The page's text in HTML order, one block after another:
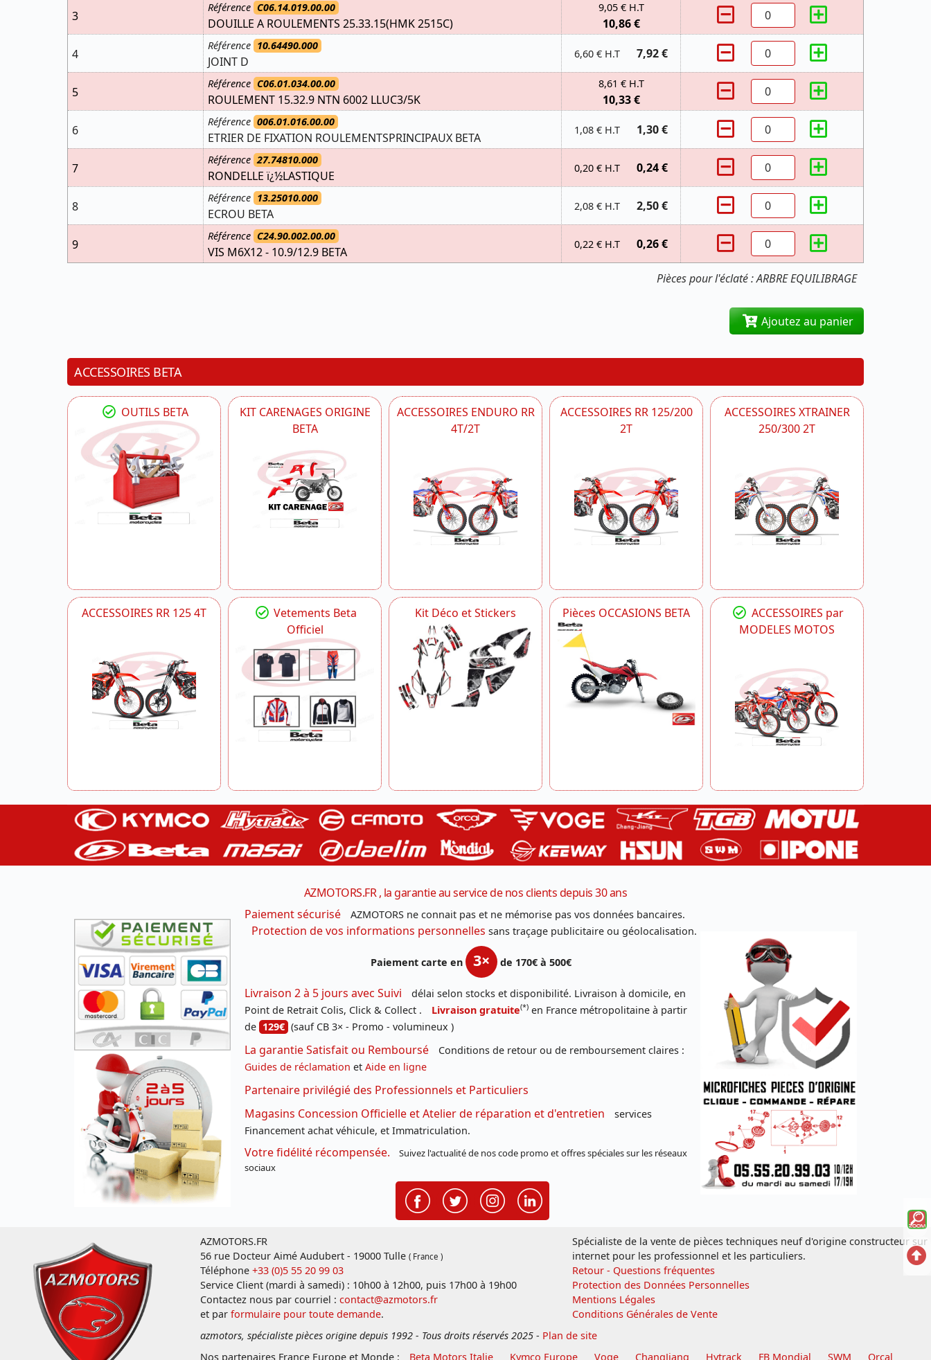
Pièces pour l'éclaté : ARBRE EQUILIBRAGE
3
Référence C06.14.019.00.00
DOUILLE A ROULEMENTS 25.33.15(HMK 2515C)
9,05 € H.T
10,86 €
4
Référence 10.64490.000
JOINT D
6,60 € H.T 7,92 €
5
Référence C06.01.034.00.00
ROULEMENT 15.32.9 NTN 6002 LLUC3/5K
8,61 € H.T
10,33 €
6
Référence 006.01.016.00.00
ETRIER DE FIXATION ROULEMENTSPRINCIPAUX BETA
1,08 € H.T 1,30 €
7
Référence 27.74810.000
RONDELLE ï¿½LASTIQUE
0,20 € H.T 0,24 €
8
Référence 13.25010.000
ECROU BETA
2,08 € H.T 2,50 €
9
Référence C24.90.002.00.00
VIS M6X12 - 10.9/12.9 BETA
0,22 € H.T 0,26 €
Ajoutez au panier
ACCESSOIRES BETA
OUTILS BETA
KIT CARENAGES ORIGINE
BETA
ACCESSOIRES ENDURO RR
4T/2T
ACCESSOIRES RR 125/200
2T
ACCESSOIRES XTRAINER
250/300 2T
ACCESSOIRES RR 125 4T
Vetements Beta
Officiel
Kit Déco et Stickers Pièces OCCASIONS BETA
ACCESSOIRES par
MODELES MOTOS
AZMOTORS.FR , la garantie au service de nos clients depuis 30 ans
Paiement sécurisé
AZMOTORS ne connait pas et ne mémorise pas vos données bancaires.
Protection de vos informations personnelles sans traçage publicitaire ou géolocalisation.
Paiement carte en 3× de 170€ à 500€
Livraison 2 à 5 jours avec Suivi
délai selon stocks et disponibilité. Livraison à domicile, en
Point de Retrait Colis, Click & Collect .
Livraison gratuite(*) en France métropolitaine à partir
de 129€ (sauf CB 3× - Promo - volumineux )
La garantie Satisfait ou Remboursé
Conditions de retour ou de remboursement claires :
Guides de réclamation et Aide en ligne
Partenaire privilégié des Professionnels et Particuliers
Magasins Concession Officielle et Atelier de réparation et d'entretien
services
Financement achat véhicule, et Immatriculation.
Votre fidélité récompensée.
Suivez l'actualité de nos code promo et offres spéciales sur les réseaux
sociaux
AZMOTORS.FR
56 rue Docteur Aimé Audubert - 19000 Tulle ( France )
Téléphone +33 (0)5 55 20 99 03
Service Client (mardi à samedi) : 10h00 à 12h00, puis 17h00 à 19h00
Contactez nous par courriel : contact@azmotors.fr
et par formulaire pour toute demande.
Spécialiste de la vente de pièces techniques neuf d'origine constructeur sur
internet pour les professionnel et les particuliers.
Retour - Questions fréquentes
Protection des Données Personnelles
Mentions Légales
Conditions Générales de Vente
azmotors, spécialiste pièces origine depuis 1992 - Tous droits réservés 2025- Plan de site
Nos partenaires France Europe et Monde :
Beta Motors Italie Kymco Europe Voge ChangJiang Hytrack FB Mondial SWM Orcal
la